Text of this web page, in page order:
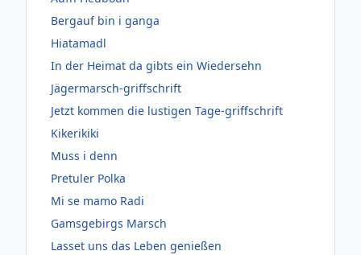
Bergauf bin i ganga
Hiatamadl
In der Heimat da gibts ein Wiedersehn
Jägermarsch-griffschrift
Jetzt kommen die lustigen Tage-griffschrift
Kikerikiki
Muss i denn
Pretuler Polka
Mi se mamo Radi
Gamsgebirgs Marsch
Lasset uns das Leben genießen